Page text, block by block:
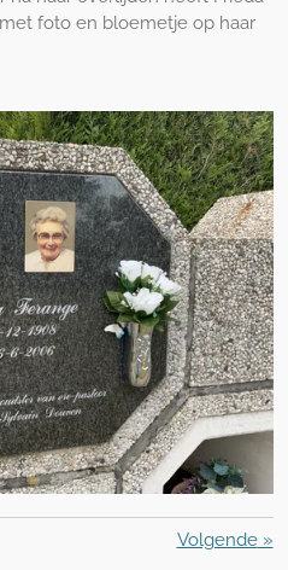
foto en bloemetje op haar
Volgende»